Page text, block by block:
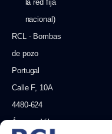
la red fija
nacional)
RCL - Bombas
de pozo
Portugal
Calle F, 10A
4480-624
Árvore - Vila